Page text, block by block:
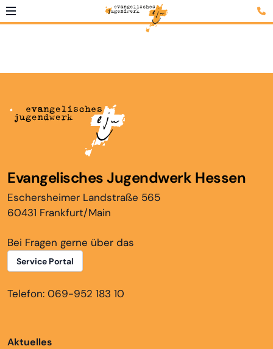
Evangelisches Jugendwerk Hessen
Eschersheimer Landstraße 565
60431 Frankfurt/Main
Bei Fragen gerne über das
Service Portal
Telefon: 069-952 183 10
Aktuelles